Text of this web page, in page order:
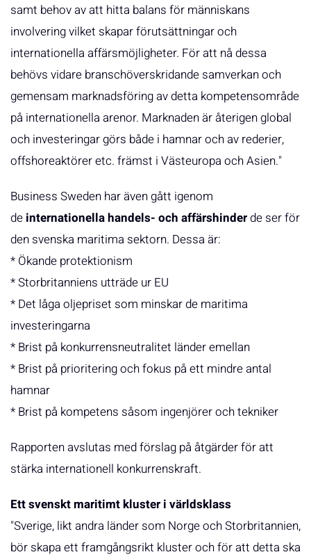
samt behov av att hitta balans för människans
involvering vilket skapar förutsättningar och
internationella affärsmöjligheter. För att nå dessa
behövs vidare branschöverskridande samverkan och
gemensam marknadsföring av detta kompetensområde
på internationella arenor. Marknaden är återigen global
och investeringar görs både i hamnar och av rederier,
offshoreaktörer etc. främst i Västeuropa och Asien."
Business Sweden har även gått igenom
de internationella handels- och affärshinderde ser för
den svenska maritima sektorn. Dessa är:
* Ökande protektionism
* Storbritanniens utträde ur EU
* Det låga oljepriset som minskar de maritima
investeringarna
* Brist på konkurrensneutralitet länder emellan
* Brist på prioritering och fokus på ett mindre antal
hamnar
* Brist på kompetens såsom ingenjörer och tekniker
Rapporten avslutas med förslag på åtgärder för att
stärka internationell konkurrenskraft.
Ett svenskt maritimt kluster i världsklass
"Sverige, likt andra länder som Norge och Storbritannien,
bör skapa ett framgångsrikt kluster och för att detta ska